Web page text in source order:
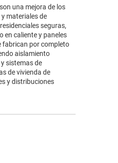
una mejora de los
materiales de
seguras,
en caliente y paneles
fabrican por completo
aislamiento
sistemas de
de vivienda de
y distribuciones